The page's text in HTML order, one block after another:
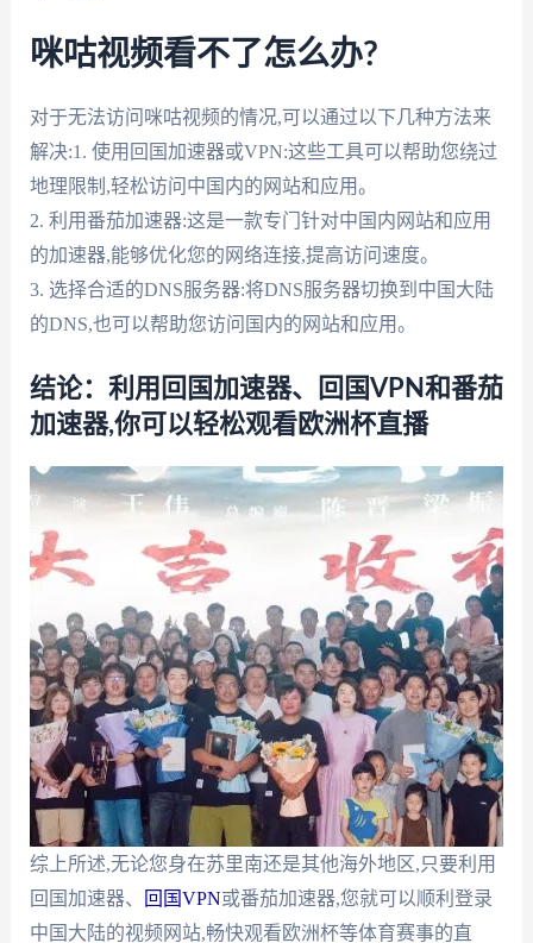
咪咕视频看不了怎么办?
对于无法访问咪咕视频的情况,可以通过以下几种方法来
解决:1. 使用回国加速器或VPN:这些工具可以帮助您绕过
地理限制,轻松访问中国内的网站和应用。
2. 利用番茄加速器:这是一款专门针对中国内网站和应用
的加速器,能够优化您的网络连接,提高访问速度。
3. 选择合适的DNS服务器:将DNS服务器切换到中国大陆
的DNS,也可以帮助您访问国内的网站和应用。
结论：利用回国加速器、回国VPN和番茄
加速器,你可以轻松观看欧洲杯直播
综上所述,无论您身在苏里南还是其他海外地区,只要利用
回国加速器、
回国VPN或番茄加速器,您就可以顺利登录
中国大陆的视频网站,畅快观看欧洲杯等体育赛事的直